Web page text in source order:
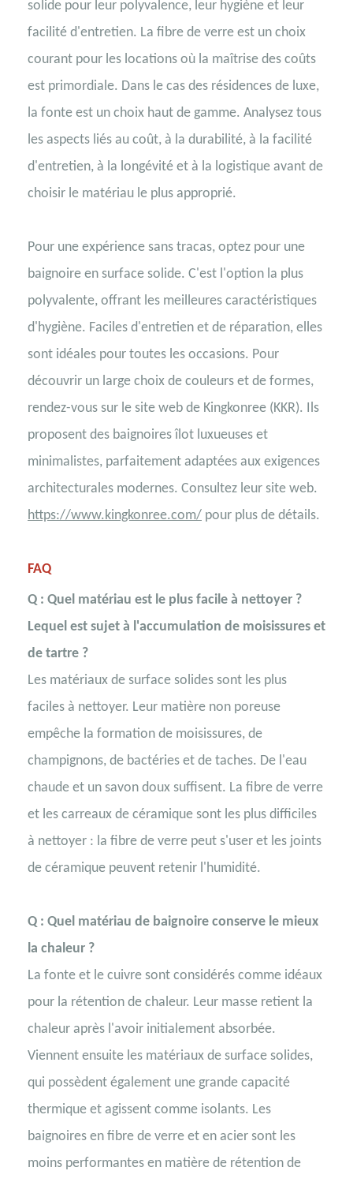
solide pour leur polyvalence, leur hygiène et leur
facilité d'entretien. La fibre de verre est un choix
courant pour les locations où la maîtrise des coûts
est primordiale. Dans le cas des résidences de luxe,
la fonte est un choix haut de gamme. Analysez tous
les aspects liés au coût, à la durabilité, à la facilité
d'entretien, à la longévité et à la logistique avant de
choisir le matériau le plus approprié.
Pour une expérience sans tracas, optez pour une
baignoire en surface solide. C'est l'option la plus
polyvalente, offrant les meilleures caractéristiques
d'hygiène. Faciles d'entretien et de réparation, elles
sont idéales pour toutes les occasions. Pour
découvrir un large choix de couleurs et de formes,
rendez-vous sur le site web de Kingkonree (KKR). Ils
proposent des baignoires îlot luxueuses et
minimalistes, parfaitement adaptées aux exigences
architecturales modernes. Consultez leur site web.
https://www.kingkonree.com/ pour plus de détails.
FAQ
Q : Quel matériau est le plus facile à nettoyer ?
Lequel est sujet à l'accumulation de moisissures et
de tartre ?
Les matériaux de surface solides sont les plus
faciles à nettoyer. Leur matière non poreuse
empêche la formation de moisissures, de
champignons, de bactéries et de taches. De l'eau
chaude et un savon doux suffisent. La fibre de verre
et les carreaux de céramique sont les plus difficiles
à nettoyer : la fibre de verre peut s'user et les joints
de céramique peuvent retenir l'humidité.
Q : Quel matériau de baignoire conserve le mieux
la chaleur ?
La fonte et le cuivre sont considérés comme idéaux
pour la rétention de chaleur. Leur masse retient la
chaleur après l'avoir initialement absorbée.
Viennent ensuite les matériaux de surface solides,
qui possèdent également une grande capacité
thermique et agissent comme isolants. Les
baignoires en fibre de verre et en acier sont les
moins performantes en matière de rétention de